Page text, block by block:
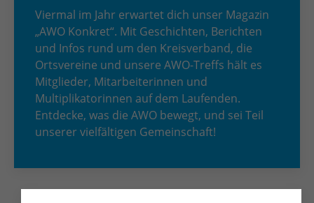
Viermal im Jahr erwartet dich unser Magazin
„AWO Konkret“. Mit Geschichten, Berichten
und Infos rund um den Kreisverband, die
Ortsvereine und unsere AWO-Treffs hält es
Mitglieder, Mitarbeiterinnen und
Multiplikatorinnen auf dem Laufenden.
Entdecke, was die AWO bewegt, und sei Teil
unserer vielfältigen Gemeinschaft!